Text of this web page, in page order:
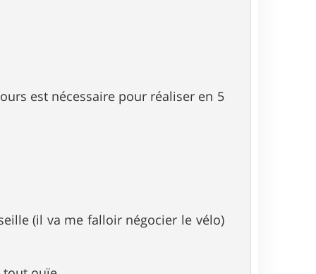
est nécessaire pour réaliser en 5
(il va me falloir négocier le vélo)